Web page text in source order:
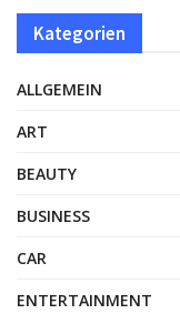
Kategorien
ALLGEMEIN
ART
BEAUTY
BUSINESS
CAR
ENTERTAINMENT